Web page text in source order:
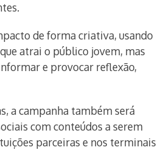
de forma criativa, usando
atrai o público jovem, mas
e provocar reflexão,
a campanha também será
com conteúdos a serem
parceiras e nos terminais